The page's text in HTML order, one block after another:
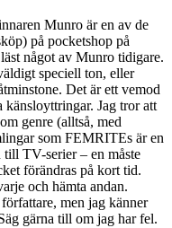
Munro är en av de
på pocketshop på
något av Munro tidigare.
speciell ton, eller
Det är ett vemod
känsloyttringar. Jag tror att
genre (alltså, med
som FEMRITEs är en
till TV-serier – en måste
förändras på kort tid.
och hämta andan.
men jag känner
gärna till om jag har fel.